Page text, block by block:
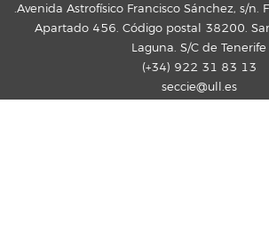
.Avenida Astrofísico Francisco Sánchez, s/n.
Apartado 456. Código postal 38200.
Laguna. S/C de Tenerife
(+34) 922 31 83 13
seccie@ull.es